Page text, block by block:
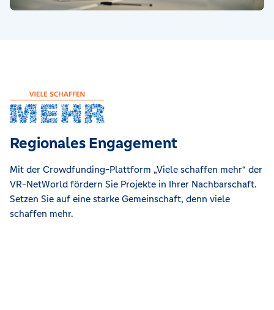
Regionales Engagement
Mit der Crowdfunding-Plattform „Viele schaffen mehr“ der
VR-NetWorld fördern Sie Projekte in Ihrer Nachbarschaft.
Setzen Sie auf eine starke Gemeinschaft, denn viele
schaffen mehr.